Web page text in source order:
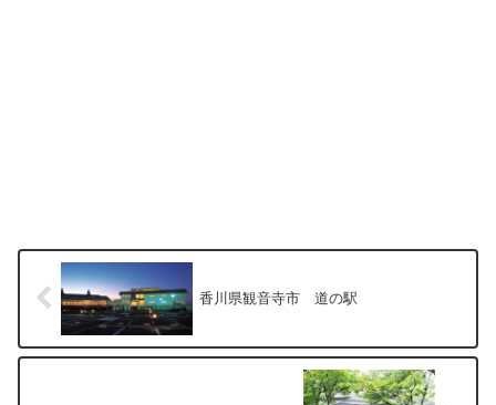
香川県観音寺市 道の駅